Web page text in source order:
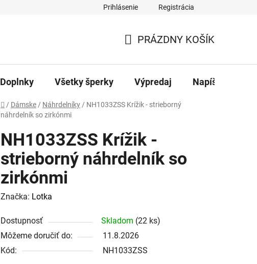
Prihlásenie Registrácia
KOŠÍK
PRÁZDNY KOŠÍK
Doplnky Všetky šperky Výpredaj Napíšte nám
Domov
/ Dámske / Náhrdelníky / NH1033ZSS Krížik - strieborný
náhrdelník so zirkónmi
NH1033ZSS Krížik -
strieborný náhrdelník so
zirkónmi
Značka: Lotka
Dostupnosť Skladom (22 ks)
Môžeme doručiť do:
11.8.2026
Kód:
NH1033ZSS